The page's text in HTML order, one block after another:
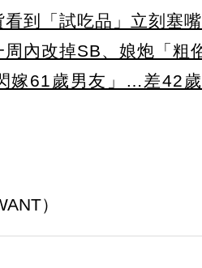
看到「試吃品」立刻塞
周內改掉SB、娘炮「
嫁61歲男友」…差42
）